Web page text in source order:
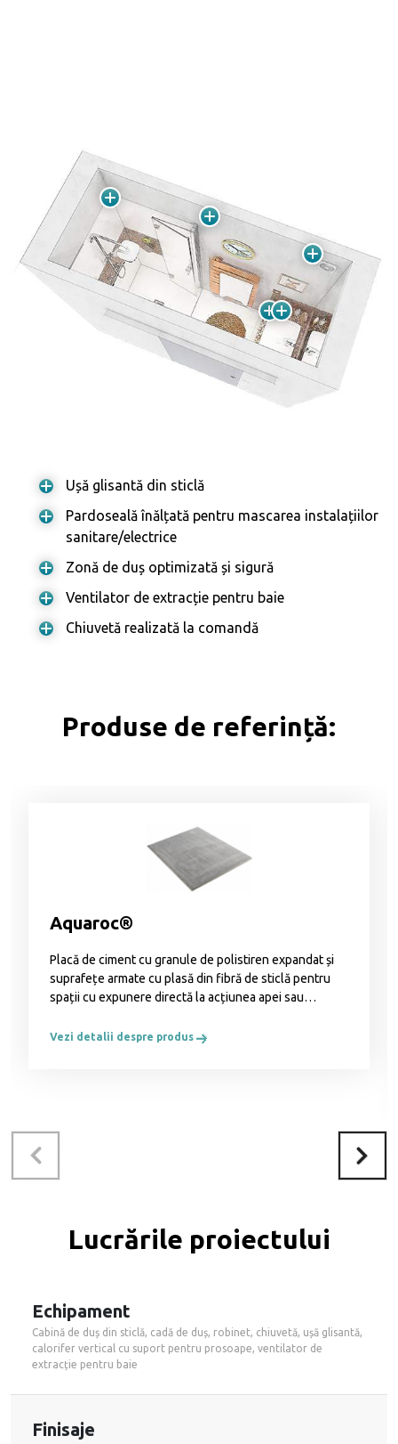
Ușă glisantă din sticlă
Pardoseală înălțată pentru mascarea instalațiilor
sanitare/electrice
Zonă de duș optimizată și sigură
Ventilator de extracție pentru baie
Chiuvetă realizată la comandă
Produse de referință:
Aquaroc®
Placă de ciment cu granule de polistiren expandat și
suprafețe armate cu plasă din fibră de sticlă pentru
spații cu expunere directă la acțiunea apei sau
zona dușului și a căzii. Suprafața pereților a fost apoi
Vezi detalii despre produs
Lucrările proiectului
Echipament
Cabină de duș din sticlă, cadă de duș, robinet, chiuvetă, ușă glisantă,
calorifer vertical cu suport pentru prosoape, ventilator de
extracție pentru baie
Finisaje